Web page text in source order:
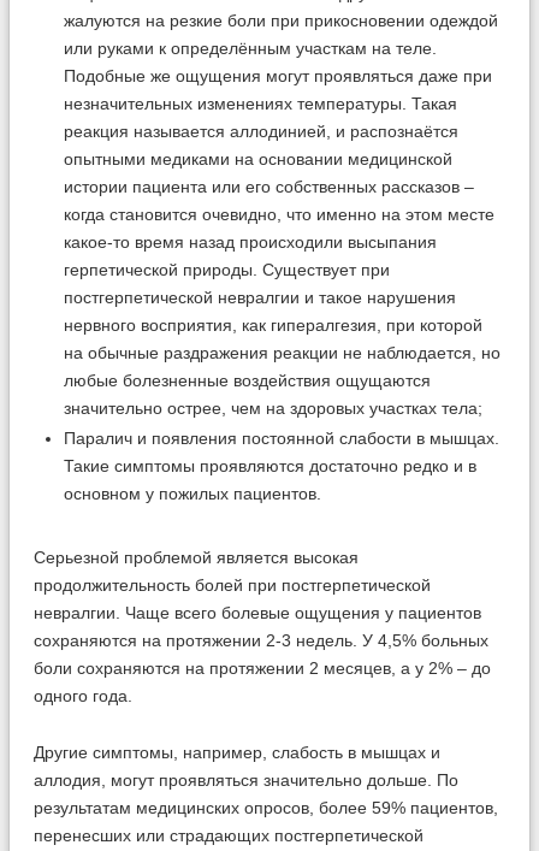
жалуются на резкие боли при прикосновении одеждой
или руками к определённым участкам на теле.
Подобные же ощущения могут проявляться даже при
незначительных изменениях температуры. Такая
реакция называется аллодинией, и распознаётся
опытными медиками на основании медицинской
истории пациента или его собственных рассказов –
когда становится очевидно, что именно на этом месте
какое-то время назад происходили высыпания
герпетической природы. Существует при
постгерпетической невралгии и такое нарушения
нервного восприятия, как гипералгезия, при которой
на обычные раздражения реакции не наблюдается, но
любые болезненные воздействия ощущаются
значительно острее, чем на здоровых участках тела;
Паралич и появления постоянной слабости в мышцах.
Такие симптомы проявляются достаточно редко и в
основном у пожилых пациентов.
Серьезной проблемой является высокая
продолжительность болей при постгерпетической
невралгии. Чаще всего болевые ощущения у пациентов
сохраняются на протяжении 2-3 недель. У 4,5% больных
боли сохраняются на протяжении 2 месяцев, а у 2% – до
одного года.
Другие симптомы, например, слабость в мышцах и
аллодия, могут проявляться значительно дольше. По
результатам медицинских опросов, более 59% пациентов,
перенесших или страдающих постгерпетической